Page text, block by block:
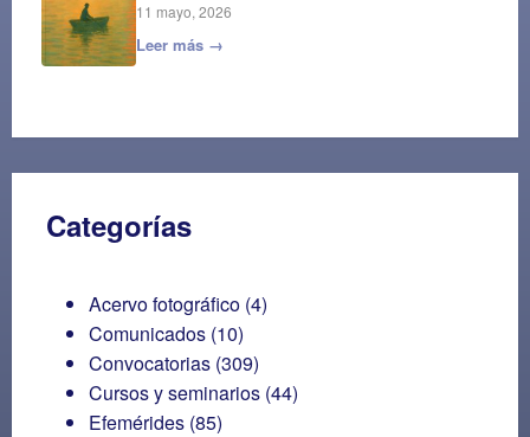
11 mayo, 2026
Leer más →
Categorías
Acervo fotográfico (4)
Comunicados (10)
Convocatorias (309)
Cursos y seminarios (44)
Efemérides (85)